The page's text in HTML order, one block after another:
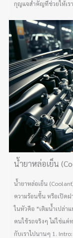
กุญแจสำคัญที่ช่วยให้เร
น้ำยาหล่อเย็น
น้ำยาหล่อเย็น
ความร้อนขึ้น หรือเปิดฝ
ในหัวคือ “เติมน้ำเปล่า
คนใช้รถจริงๆ ไม่ใช่แ
กับเราไปนานๆ 1.